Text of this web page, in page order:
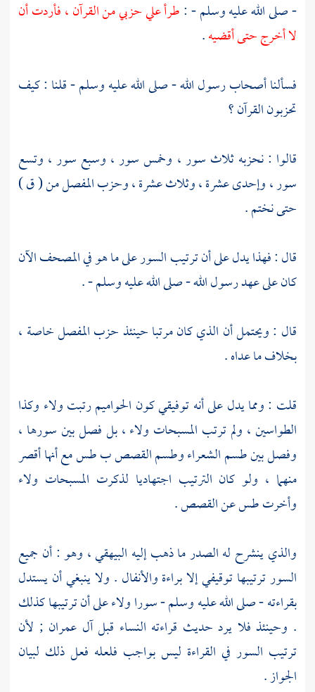
- صلى الله عليه وسلم - :طرأ علي حزبي من القرآن ، فأردت أن
لا أخرج حتى أقضيه.
فسألنا أصحاب رسول الله - صلى الله عليه وسلم - قلنا : كيف
تحزبون القرآن ؟
قالوا : نحزبه ثلاث سور ، وخمس سور ، وسبع سور ، وتسع
سور ، وإحدى عشرة ، وثلاث عشرة ، وحزب المفصل من ( ق )
حتى نختم .
قال : فهذا يدل على أن ترتيب السور على ما هو في المصحف الآن
كان على عهد رسول الله - صلى الله عليه وسلم - .
قال : ويحتمل أن الذي كان مرتبا حينئذ حزب المفصل خاصة ،
بخلاف ما عداه .
قلت : ومما يدل على أنه توفيقي كون الحواميم رتبت ولاء وكذا
الطواسين ، ولم ترتب المسبحات ولاء ، بل فصل بين سورها ،
وفصل بين طسم الشعراء وطسم القصص ب طس مع أنها أقصر
منهما ، ولو كان الترتيب اجتهاديا لذكرت المسبحات ولاء
وأخرت طس عن القصص .
والذي ينشرح له الصدر ما ذهب إليه البيهقي، وهو : أن جميع
السور ترتيبها توقيفي إلا براءة والأنفال . ولا ينبغي أن يستدل
بقراءته - صلى الله عليه وسلم - سورا ولاء على أن ترتيبها كذلك
. وحينئذ فلا يرد حديث قراءته النساء قبل آل عمران ; لأن
ترتيب السور في القراءة ليس بواجب فلعله فعل ذلك لبيان
الجواز .